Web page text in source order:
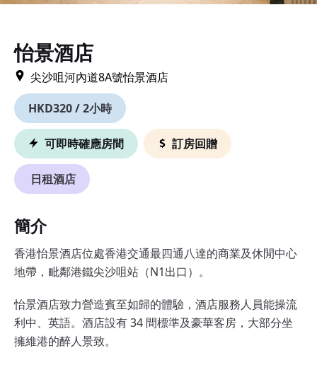
怡景酒店
尖沙咀河內道8A號怡景酒店
HKD320 / 2小時
可即時確應房間 訂房回贈
日租酒店
簡介
香港怡景酒店位處香港交通最四通八達的商業及休閒中心
地帶，毗鄰港鐵尖沙咀站（N1出口）。
怡景酒店致力營造賓至如歸的體驗，酒店服務人員能操流
利中、英語。酒店設有 34 間標準及豪華客房，大部分坐
擁維港的醉人景致。